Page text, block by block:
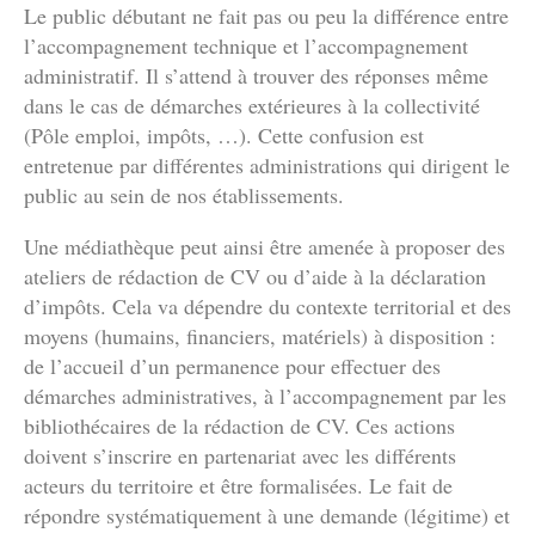
Le public débutant ne fait pas ou peu la différence entre
l’accompagnement technique et l’accompagnement
administratif. Il s’attend à trouver des réponses même
dans le cas de démarches extérieures à la collectivité
(Pôle emploi, impôts, …). Cette confusion est
entretenue par différentes administrations qui dirigent le
public au sein de nos établissements.
Une médiathèque peut ainsi être amenée à proposer des
ateliers de rédaction de CV ou d’aide à la déclaration
d’impôts. Cela va dépendre du contexte territorial et des
moyens (humains, financiers, matériels) à disposition :
de l’accueil d’un permanence pour effectuer des
démarches administratives, à l’accompagnement par les
bibliothécaires de la rédaction de CV. Ces actions
doivent s’inscrire en partenariat avec les différents
acteurs du territoire et être formalisées. Le fait de
répondre systématiquement à une demande (légitime) et